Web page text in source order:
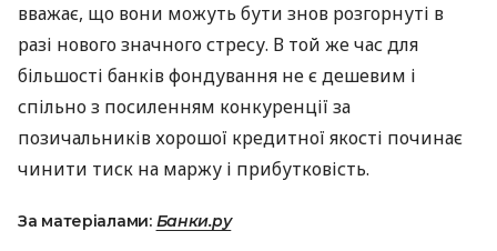
вважає, що вони можуть бути знов розгорнуті в
разі нового значного стресу. В той же час для
більшості банків фондування не є дешевим і
спільно з посиленням конкуренції за
позичальників хорошої кредитної якості починає
чинити тиск на маржу і прибутковість.
За матеріалами: Банки.ру